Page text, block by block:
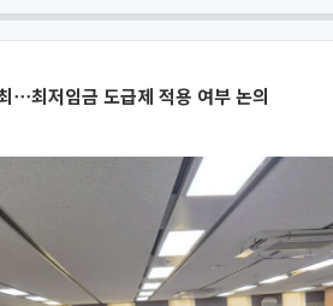
⋯최저임금 도급제 적용 여부 논의